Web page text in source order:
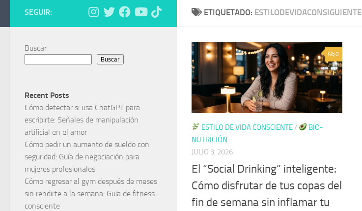
ETIQUETADO: ESTILODEVIDACONSIGUIENTE
0
ESTILO DE VIDA CONSCIENTE/
BIO-
NUTRICIÓN
JULIO 3, 2026
El “Social Drinking” inteligente:
Cómo disfrutar de tus copas del
fin de semana sin inflamar tu
SEGUIR:
Buscar
Buscar
Recent Posts
Cómo detectar si usa ChatGPT para
escribirte: Señales de manipulación
artificial en el amor
Cómo pedir un aumento de sueldo con
seguridad: Guía de negociación para
mujeres profesionales
Cómo regresar al gym después de meses
sin rendirte a la semana: Guía de fitness
consciente